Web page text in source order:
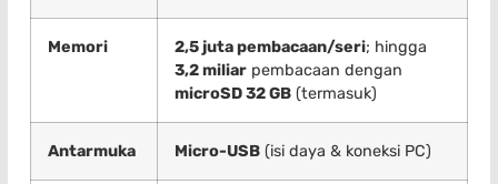
Memori 2,5 juta pembacaan/seri; hingga
3,2 miliar pembacaan dengan
microSD 32 GB (termasuk)
Antarmuka Micro-USB (isi daya & koneksi PC)